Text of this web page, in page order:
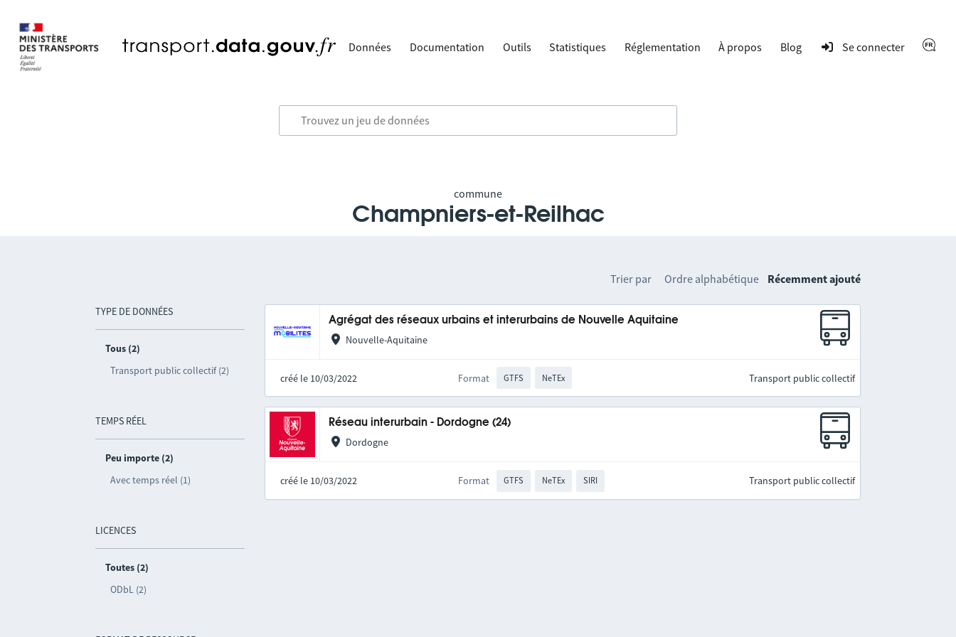
Données Documentation Outils Statistiques Réglementation À propos Blog Se connecter
commune
Champniers-et-Reilhac
TYPE DE DONNÉES
Tous (2)
Transport public collectif (2)
TEMPS RÉEL
Peu importe (2)
Avec temps réel (1)
LICENCES
Toutes (2)
ODbL (2)
Trier par Ordre alphabétique Récemment ajouté
Agrégat des réseaux urbains et interurbains de Nouvelle Aquitaine
Nouvelle-Aquitaine
créé le 10/03/2022 Format GTFS NeTEx Transport public collectif
Réseau interurbain - Dordogne (24)
Dordogne
créé le 10/03/2022 Format GTFS NeTEx SIRI Transport public collectif